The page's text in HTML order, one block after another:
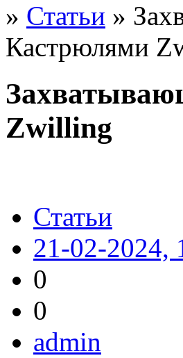
» Статьи »
Кастрюлями
Zwilling
Статьи
21-02-2024,
0
0
admin